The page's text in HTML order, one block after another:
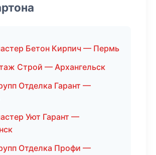
Бетон Кирпич — Пермь
Строй — Архангельск
Отделка Гарант —
Уют Гарант —
Отделка Профи —